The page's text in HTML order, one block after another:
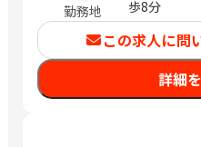
勤務地 歩8分
この求人に問
詳細